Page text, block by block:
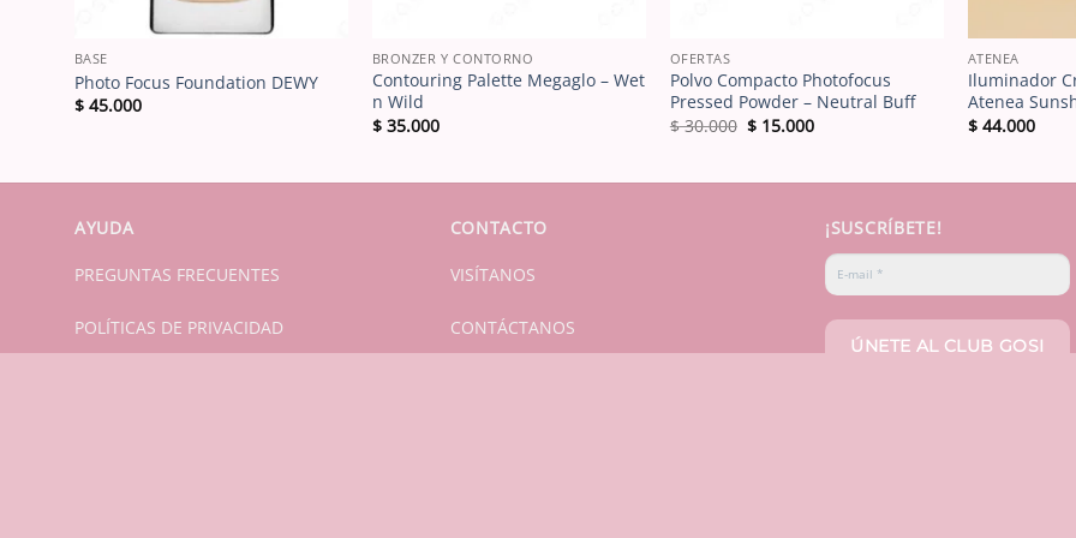
BASE
Photo Focus Foundation DEWY
$45.000
BRONZER Y CONTORNO
Contouring Palette Megaglo – Wet
n Wild
$35.000
OFERTAS
Polvo Compacto Photofocus
Pressed Powder – Neutral Buff
$30.000 El
$ 15.000El
ATENEA
Iluminador
Atenea
$44.000
AYUDA
PREGUNTAS FRECUENTES
POLÍTICAS DE PRIVACIDAD
CONTACTO
VISÍTANOS
CONTÁCTANOS
¡SUSCRÍBETE!